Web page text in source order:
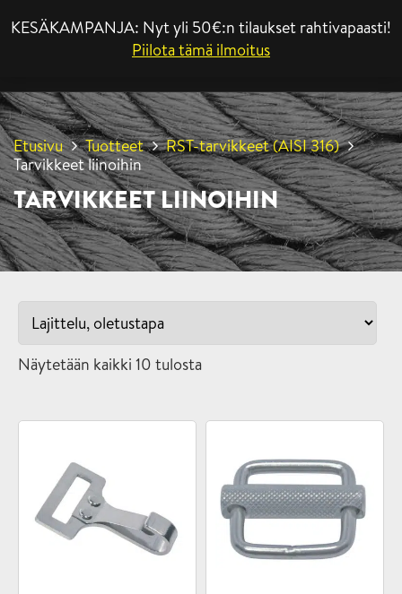
KESÄKAMPANJA: Nyt yli 50€:n tilaukset rahtivapaasti!
Piilota tämä ilmoitus
Etusivu Tuotteet
RST-tarvikkeet (AISI 316)
Tarvikkeet liinoihin
TARVIKKEET LIINOIHIN
Näytetään kaikki 10 tulosta